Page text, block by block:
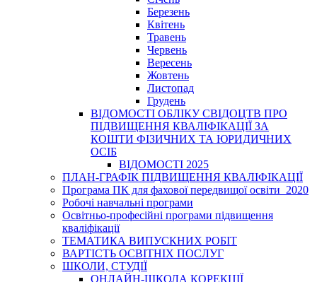
Березень
Квітень
Травень
Червень
Вересень
Жовтень
Листопад
Грудень
ВІДОМОСТІ ОБЛІКУ СВІДОЦТВ ПРО
ПІДВИЩЕННЯ КВАЛІФІКАЦІЇ ЗА
КОШТИ ФІЗИЧНИХ ТА ЮРИДИЧНИХ
ОСІБ
ВІДОМОСТІ 2025
ПЛАН-ГРАФІК ПІДВИЩЕННЯ КВАЛІФІКАЦІЇ
Програма ПК для фахової передвищої освіти_2020
Робочі навчальні програми
Освітньо-професійні програми підвищення
кваліфікації
ТЕМАТИКА ВИПУСКНИХ РОБІТ
ВАРТІСТЬ ОСВІТНІХ ПОСЛУГ
ШКОЛИ, СТУДІЇ
ОНЛАЙН-ШКОЛА КОРЕКЦІЇ